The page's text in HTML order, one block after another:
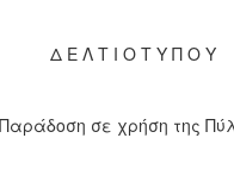
Δ Ε Λ Τ Ι Ο Τ Υ Π Ο Υ
σε χρήση της